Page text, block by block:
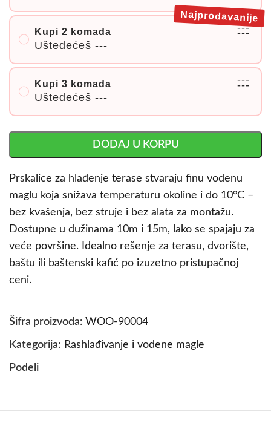
Kupi 2 komada
Uštedećeš ---
---
---
Najprodavanije
Kupi 3 komada
Uštedećeš ---
---
---
DODAJ U KORPU
Prskalice za hlađenje terase stvaraju finu vodenu
maglu koja snižava temperaturu okoline i do 10°C –
bez kvašenja, bez struje i bez alata za montažu.
Dostupne u dužinama 10m i 15m, lako se spajaju za
veće površine. Idealno rešenje za terasu, dvorište,
baštu ili baštenski kafić po izuzetno pristupačnoj
ceni.
Šifra proizvoda: WOO-90004
Kategorija: Rashlađivanje i vodene magle
Podeli